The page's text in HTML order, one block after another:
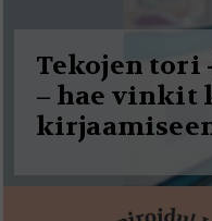
Tekojen
– hae vinkit